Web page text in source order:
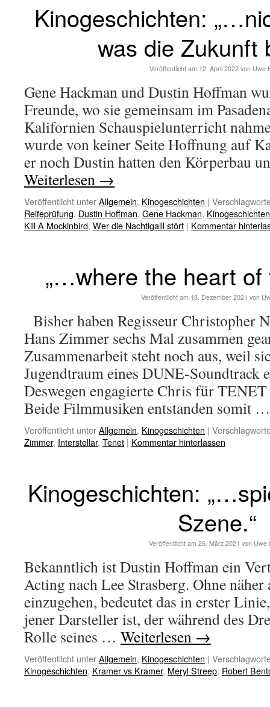
Kinogeschichten:
was die Zukunft
Veröffentlicht am 12. April 2022 von Uwe
Gene Hackman und Dustin Hoffman
Freunde, wo sie gemeinsam im
Kalifornien Schauspielunterricht
wurde von keiner Seite Hoffnung auf
er noch Dustin hatten den Körperbau
Weiterlesen →
Veröffentlicht unterAllgemein, Kinogeschichten |
Reifeprüfung, Dustin Hoffman, Gene Hackman, Kinogeschichten
Kill A Mockinbird, Wer die Nachtigalll stört | Kommentar
„…where the heart of
Veröffentlicht am 18. Dezember 2021 von
Bisher haben Regisseur Christopher
Hans Zimmer sechs Mal zusammen
Zusammenarbeit steht noch aus, weil
Jugendtraum eines DUNE-Soundtrack
Deswegen engagierte Chris für
Beide Filmmusiken entstanden somit
Veröffentlicht unterAllgemein, Kinogeschichten |
Zimmer, Interstellar, Tenet | Kommentar hinterlassen
Kinogeschichten:
Szene.“
Veröffentlicht am 26. März 2021 von Uwe
Bekanntlich ist Dustin Hoffman ein
Acting nach Lee Strasberg. Ohne
einzugehen, bedeutet das in erster
jener Darsteller ist, der während des
Rolle seines … Weiterlesen →
Veröffentlicht unterAllgemein, Kinogeschichten |
Kinogeschichten, Kramer vs Kramer, Meryl Streep, Robert